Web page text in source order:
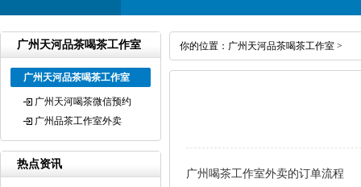
广州天河品茶喝茶工作室
广州天河品茶喝茶工作室
广州天河喝茶微信预约
广州品茶工作室外卖
热点资讯
你的位置： 广州天河品茶喝茶工作室 >
广州喝茶工作室外卖的订单流程